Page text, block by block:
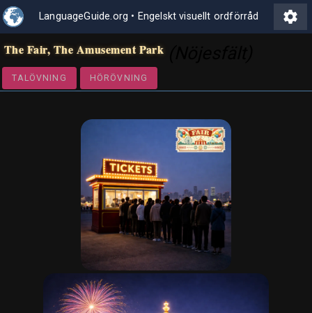
LanguageGuide.org • Engelskt visuellt ordförråd settings
The Fair, The Amusement Park
TALÖVNING HÖRÖVNING